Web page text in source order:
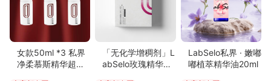
女款50ml *3 私界
净柔慕斯精华超享
「无化学增稠剂」L
abSelo玫瑰精华水
LabSelo私界 · 嫩嘟
嘟植萃精华油20ml